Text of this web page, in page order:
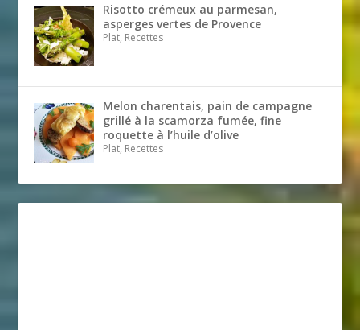
Risotto crémeux au parmesan,
asperges vertes de Provence
Plat, Recettes
Melon charentais, pain de campagne
grillé à la scamorza fumée, fine
roquette à l’huile d’olive
Plat, Recettes